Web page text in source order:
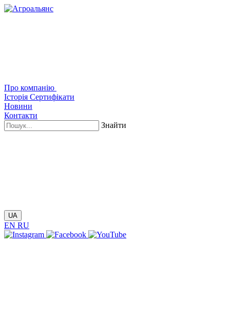
Про компанію
Історія Сертифікати
Новини
Контакти
Знайти
UA
EN RU